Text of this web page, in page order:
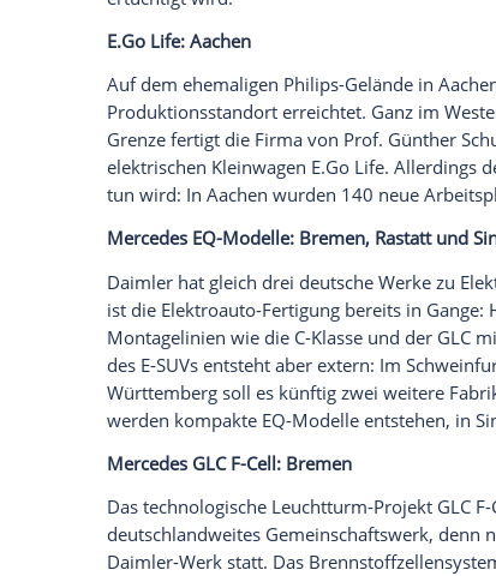
Wir benötigen Ihre Zustimmung, um den
anzuzeigen. Sie können diesen mit einem
jetzt aktivieren
Ich bin damit einverstanden, dass mir
Daten an Drittplattformen übermittelt
der i8 hinzu. Für Letzteren fällt im
ganze Weile weitergebaut. Das
Das elektrische Kompaktauto wird
bekommen: die Serienversion des
Antrieb wird im niederbayerischen
Stammwerk inMünchen
ertüchtigt wird.
E.Go Life: Aachen
Auf dem ehemaligen Philips-